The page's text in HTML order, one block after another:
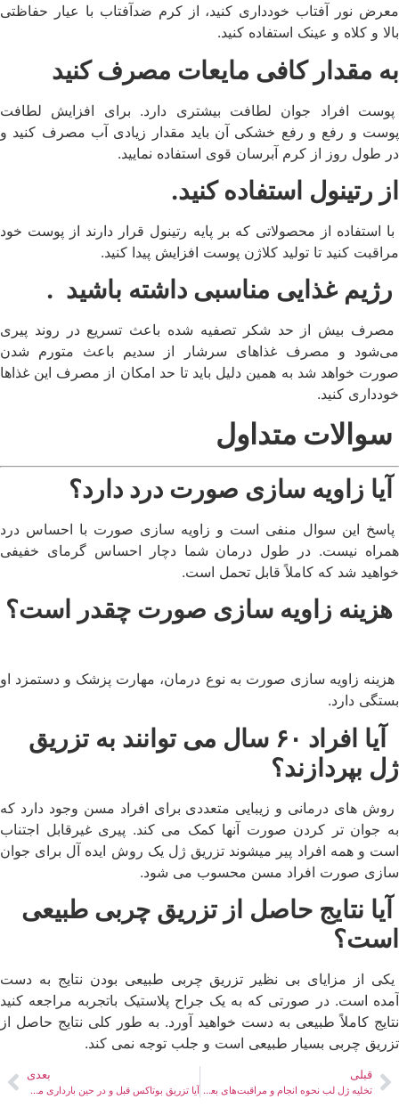
معرض نور آفتاب خودداری کنید، از کرم ضدآفتاب با عیار حفاظتی
بالا و کلاه و عینک استفاده کنید.
به مقدار کافی مایعات مصرف کنید
پوست افراد جوان لطافت بیشتری دارد. برای افزایش لطافت
پوست و رفع و رفع خشکی آن باید مقدار زیادی آب مصرف کنید و
در طول روز از کرم آبرسان قوی استفاده نمایید.
از رتینول استفاده کنید.
با استفاده از محصولاتی که بر پایه رتینول قرار دارند از پوست خود
مراقبت کنید تا تولید کلاژن پوست افزایش پیدا کنید.
رژیم غذایی مناسبی داشته باشید .
مصرف بیش از حد شکر تصفیه شده باعث تسریع در روند پیری
می‌شود و مصرف غذاهای سرشار از سدیم باعث متورم شدن
صورت خواهد شد به همین دلیل باید تا حد امکان از مصرف این غذاها
خودداری کنید.
سوالات متداول
آیا زاویه سازی صورت درد دارد؟
پاسخ این سوال منفی است و زاویه سازی صورت با احساس درد
همراه نیست. در طول درمان شما دچار احساس گرمای خفیفی
خواهید شد که کاملاً قابل تحمل است.
هزینه زاویه سازی صورت چقدر است؟
هزینه زاویه سازی صورت به نوع درمان، مهارت پزشک و دستمزد او
بستگی دارد.
آیا افراد ۶۰ سال می توانند به تزریق
ژل بپردازند؟
روش های درمانی و زیبایی متعددی برای افراد مسن وجود دارد که
به جوان تر کردن صورت آنها کمک می کند. پیری غیرقابل اجتناب
است و همه افراد پیر میشوند تزریق ژل یک روش ایده آل برای جوان
سازی صورت افراد مسن محسوب می شود.
آیا نتایج حاصل از تزریق چربی طبیعی
است؟
یکی از مزایای بی نظیر تزریق چربی طبیعی بودن نتایج به دست
آمده است. در صورتی که به یک جراح پلاستیک باتجربه مراجعه کنید
نتایج کاملاً طبیعی به دست خواهید آورد. به طور کلی نتایج حاصل از
تزریق چربی بسیار طبیعی است و جلب توجه نمی کند.
قبلی
تخلیه ژل لب نحوه انجام و مراقبت‌های بعد از آن .
بعدی
آیا تزریق بوتاکس قبل و در حین بارداری مجاز است؟